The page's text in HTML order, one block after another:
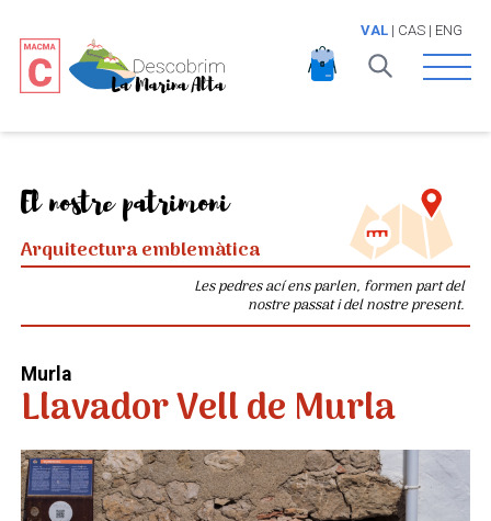
VAL| CAS| ENG
Open
El nostre patrimoni
Arquitectura emblemàtica
Les pedres ací ens parlen, formen part del
nostre passat i del nostre present.
Murla
Llavador Vell de Murla